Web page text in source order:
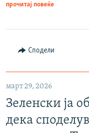
прочитај повеќе
Сподели
март 29, 2026
Зеленски ја
дека